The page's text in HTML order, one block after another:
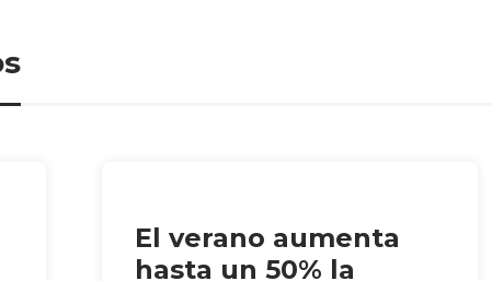
El verano aumenta
hasta un 50% la